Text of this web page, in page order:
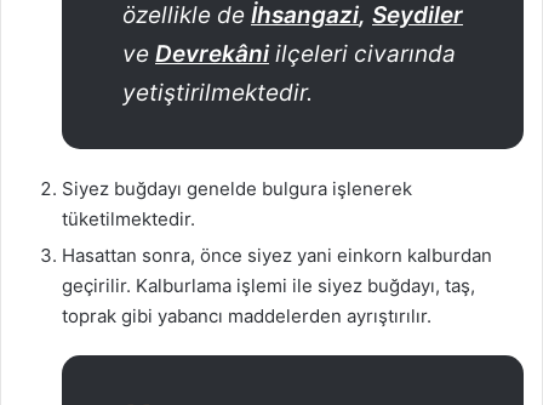
özellikle de İhsangazi, Seydiler
ve Devrekâni ilçeleri civarında
yetiştirilmektedir.
Siyez buğdayı genelde bulgura işlenerek
tüketilmektedir.
Hasattan sonra, önce siyez yani einkorn kalburdan
geçirilir. Kalburlama işlemi ile siyez buğdayı, taş,
toprak gibi yabancı maddelerden ayrıştırılır.